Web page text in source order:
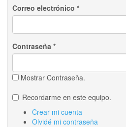
Correo electrónico *
Contraseña *
Mostrar Contraseña.
Recordarme en este equipo.
Crear mi cuenta
Olvidé mi contraseña